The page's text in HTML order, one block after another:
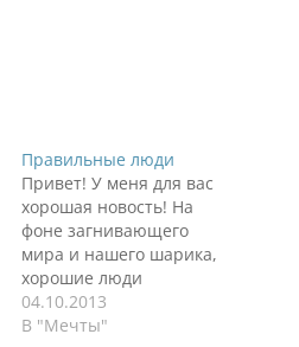
Правильные люди
Привет! У меня для вас
хорошая новость! На
фоне загнивающего
мира и нашего шарика,
хорошие люди
продолжают появляться
и развиваться. Как
04.10.2013
В "Мечты"